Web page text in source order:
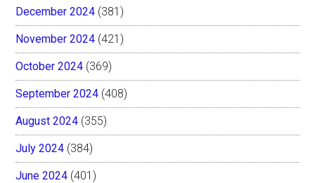
December 2024 (381)
November 2024 (421)
October 2024 (369)
September 2024 (408)
August 2024 (355)
July 2024 (384)
June 2024 (401)